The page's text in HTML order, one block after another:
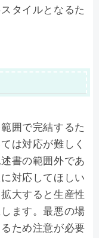
タイルとなるた
囲で完結するた
は対応が難しく
書の範囲外であ
対応してほしい
大すると生産性
ます。最悪の場
ため注意が必要